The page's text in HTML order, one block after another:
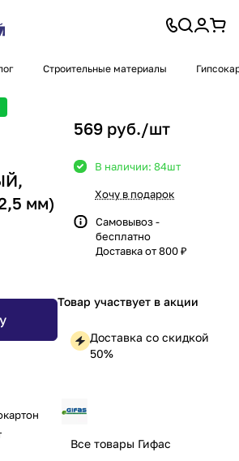
Строительные материалы
мм)
569 руб./шт
В наличии: 84шт
Хочу в подарок
Самовывоз -
бесплатно
Доставка от 800 ₽
Товар участвует в акции
Доставка со скидкой
50%
Все товары Гифас